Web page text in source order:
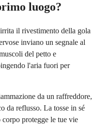
luogo?
il rivestimento della gola
inviano un segnale al
del petto e
l'aria fuori per
da un raffreddore,
da reflusso. La tosse in sé
protegge le tue vie